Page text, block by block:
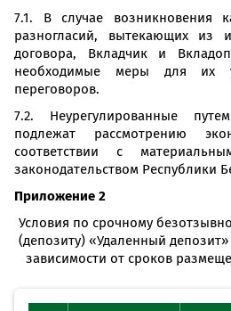
7.1. В случае возникновения
разногласий, вытекающих из
договора, Вкладчик и
необходимые меры для их
переговоров.
7.2. Неурегулированные
подлежат рассмотрению
соответствии с
законодательством Республики
Приложение 2
Условия по срочному
(депозиту) «Удаленный
зависимости от сроков